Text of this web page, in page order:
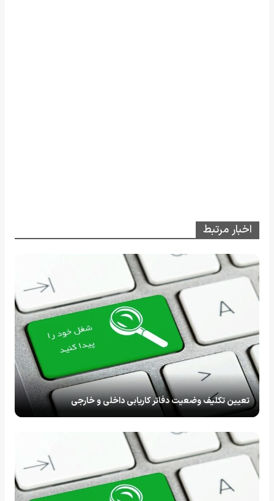
اخبار مرتبط
تعیین تکلیف وضعیت دفاتر کاریابی داخلی و خارجی